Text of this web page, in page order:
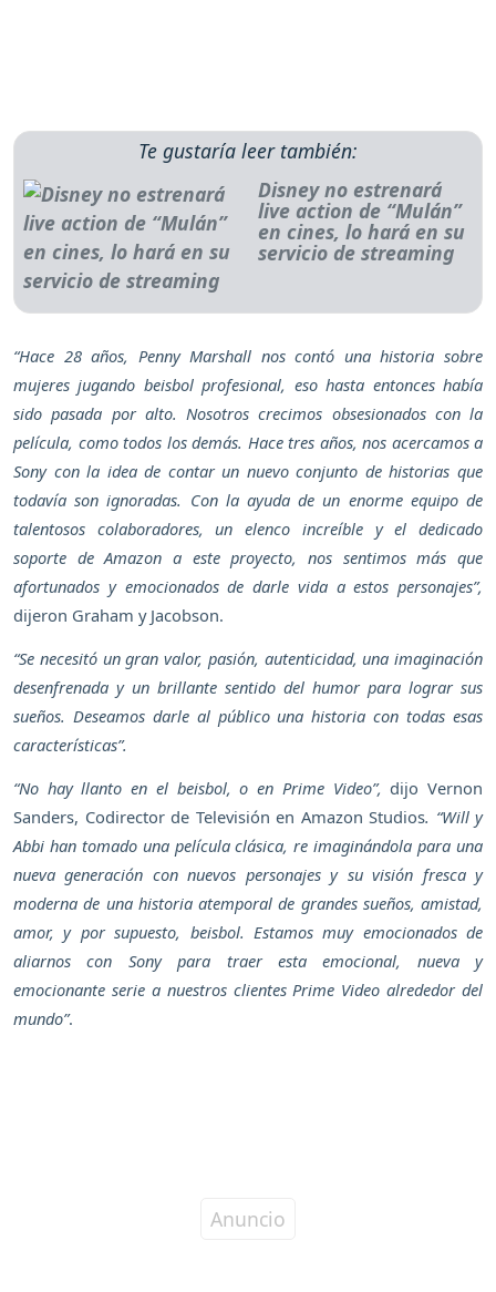
Te gustaría leer también:
Disney no estrenará
live action de “Mulán”
en cines, lo hará en su
servicio de streaming
“Hace 28 años, Penny Marshall nos contó una historia sobre
mujeres jugando beisbol profesional, eso hasta entonces había
sido pasada por alto. Nosotros crecimos obsesionados con la
película, como todos los demás. Hace tres años, nos acercamos a
Sony con la idea de contar un nuevo conjunto de historias que
todavía son ignoradas. Con la ayuda de un enorme equipo de
talentosos colaboradores, un elenco increíble y el dedicado
soporte de Amazon a este proyecto, nos sentimos más que
afortunados y emocionados de darle vida a estos personajes”,
dijeron Graham y Jacobson.
“Se necesitó un gran valor, pasión, autenticidad, una imaginación
desenfrenada y un brillante sentido del humor para lograr sus
sueños. Deseamos darle al público una historia con todas esas
características”.
“No hay llanto en el beisbol, o en Prime Video”, dijo Vernon
Sanders, Codirector de Televisión en Amazon Studios. “Will y
Abbi han tomado una película clásica, re imaginándola para una
nueva generación con nuevos personajes y su visión fresca y
moderna de una historia atemporal de grandes sueños, amistad,
amor, y por supuesto, beisbol. Estamos muy emocionados de
aliarnos con Sony para traer esta emocional, nueva y
emocionante serie a nuestros clientes Prime Video alrededor del
mundo”.